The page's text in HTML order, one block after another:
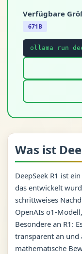
Verfügbare
671B
ollama run
Was ist
DeepSeek R1 ist
das entwickelt
schrittweises
OpenAIs o1-
Besondere an R1:
transparent an und
mathematische